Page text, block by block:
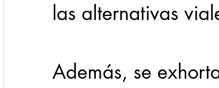
las alternativas
Además, se